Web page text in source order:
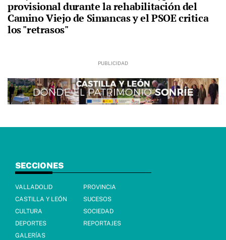
provisional durante la rehabilitación del
Camino Viejo de Simancas y el PSOE critica
los "retrasos"
SECCIONES
VALLADOLID
PROVINCIA
CASTILLA Y LEÓN
SUCESOS
CULTURA
SOCIEDAD
DEPORTES
REPORTAJES
GALERÍAS